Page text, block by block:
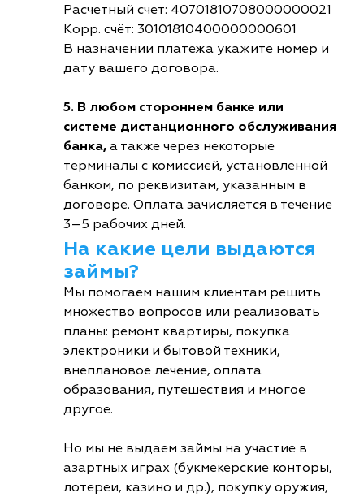
Расчетный счет: 40701810708000000021
Корр. счёт: 30101810400000000601
В назначении платежа укажите номер и
дату вашего договора.
5. В любом стороннем банке или
системе дистанционного обслуживания
банка, а также через некоторые
терминалы с комиссией, установленной
банком, по реквизитам, указанным в
договоре. Оплата зачисляется в течение
3–5 рабочих дней.
На какие цели выдаются
займы?
Мы помогаем нашим клиентам решить
множество вопросов или реализовать
планы: ремонт квартиры, покупка
электроники и бытовой техники,
внеплановое лечение, оплата
образования, путешествия и многое
другое.
Но мы не выдаем займы на участие в
азартных играх (букмекерские конторы,
лотереи, казино и др.), покупку оружия,